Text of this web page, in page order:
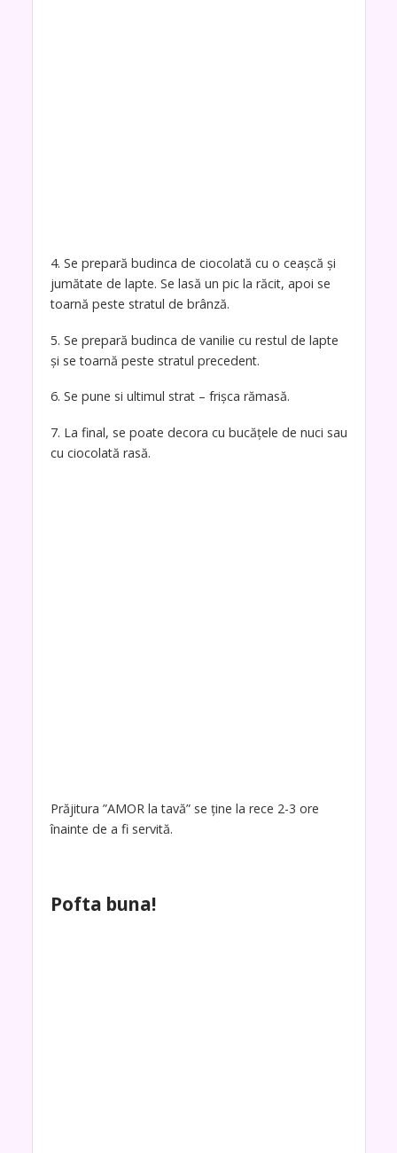
4. Se prepară budinca de ciocolată cu o ceașcă și
jumătate de lapte. Se lasă un pic la răcit, apoi se
toarnă peste stratul de brânză.
5. Se prepară budinca de vanilie cu restul de lapte
și se toarnă peste stratul precedent.
6. Se pune si ultimul strat – frișca rămasă.
7. La final, se poate decora cu bucățele de nuci sau
cu ciocolată rasă.
Prăjitura ”AMOR la tavă” se ține la rece 2-3 ore
înainte de a fi servită.
Pofta buna!